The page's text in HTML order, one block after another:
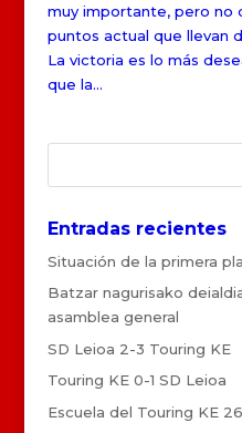
muy importante, pero no
puntos actual que llevan
La victoria es lo más
que la...
Entradas recientes
Situación de la primera
Batzar nagurisako
asamblea general
SD Leioa 2-3 Touring KE
Touring KE 0-1 SD Leioa
Escuela del Touring KE